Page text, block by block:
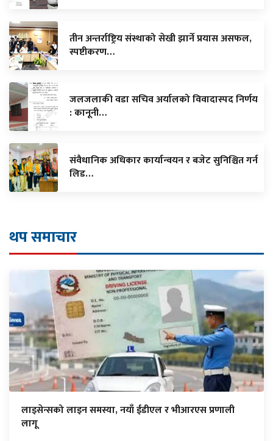
तीन अन्तर्राष्ट्रिय संस्थाको सेखी झार्ने प्रयास असफल,
स्पष्टीकरण…
जलजलाकी वडा सचिव अर्यालको विवादास्पद निर्णय
: कानूनी…
संवैधानिक अधिकार कार्यान्वयन र बजेट सुनिश्चित गर्न
लिड…
थप समाचार
लाइसेन्सको लाइन समस्या, नयाँ ईडीएल र भीआरएस प्रणाली
लागू